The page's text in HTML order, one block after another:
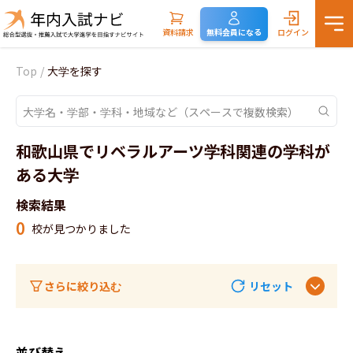
資料請求 無料会員になる ログイン
Top / 大学を探す
和歌山県でリベラルアーツ学科関連の学科が
ある大学
検索結果
0 校が見つかりました
さらに絞り込む リセット